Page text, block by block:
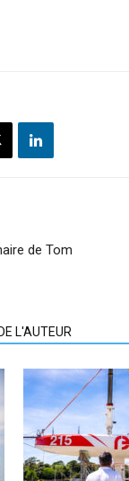
de Tom
L'AUTEUR